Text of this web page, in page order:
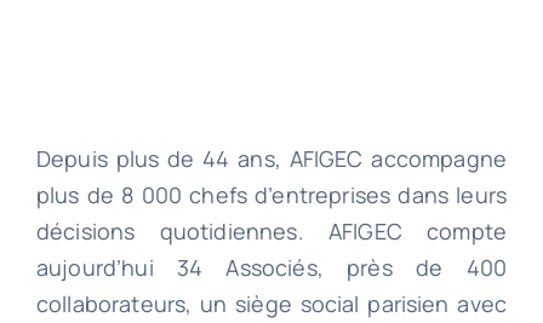
Depuis plus de 44 ans, AFIGEC accompagne
plus de 8 000 chefs d’entreprises dans leurs
décisions quotidiennes. AFIGEC compte
aujourd’hui 34 Associés, près de 400
collaborateurs, un siège social parisien avec